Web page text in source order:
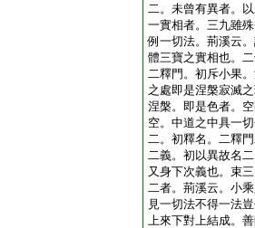
二。未曾有異者。
一實相者。三九雖
例一切法。荊溪云
體三寶之實相也。
二釋門。初斥小果
之處即是涅槃寂滅
涅槃。即是色者。
空。中道之中具一
二。初釋名。二釋
二義。初以異故名
又身下次義也。束
二者。荊溪云。小
見一切法不得一法
上來下對上結成。